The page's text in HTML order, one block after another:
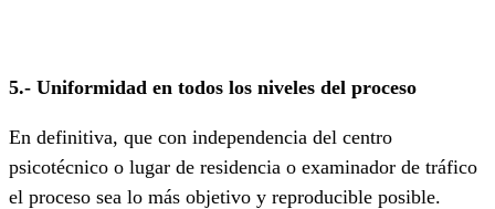
5.- Uniformidad en todos los niveles del proceso
En definitiva, que con independencia del centro
psicotécnico o lugar de residencia o examinador de tráfico
el proceso sea lo más objetivo y reproducible posible.